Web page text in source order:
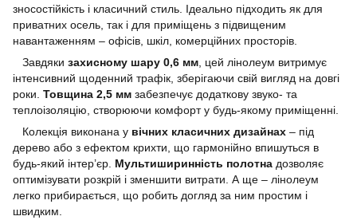
зносостійкість і класичний стиль. Ідеально підходить як для
приватних осель, так і для приміщень з підвищеним
навантаженням – офісів, шкіл, комерційних просторів.
Завдяки захисному шару 0,6 мм , цей лінолеум витримує
інтенсивний щоденний трафік, зберігаючи свій вигляд на довгі
роки. Товщина 2,5 мм забезпечує додаткову звуко- та
теплоізоляцію, створюючи комфорт у будь-якому приміщенні.
Колекція виконана у вічних класичних дизайнах – під
дерево або з ефектом крихти, що гармонійно впишуться в
будь-який інтер’єр. Мультиширинність полотна дозволяє
оптимізувати розкрій і зменшити витрати. А ще – лінолеум
легко прибирається, що робить догляд за ним простим і
швидким.